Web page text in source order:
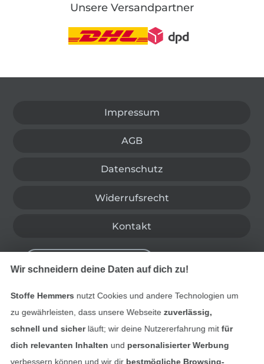
Unsere Versandpartner
Impressum
AGB
Datenschutz
Widerrufsrecht
Kontakt
Finde mehr Inspiration
Wir schneidern deine Daten auf dich zu!
Stoffe Hemmers nutzt Cookies und andere Technologien um
zu gewährleisten, dass unsere Webseite zuverlässig,
schnell und sicherläuft; wir deine Nutzererfahrung mitfür
dich relevanten Inhalten und personalisierter Werbung
verbessern können und wir dir bestmögliche Browsing-